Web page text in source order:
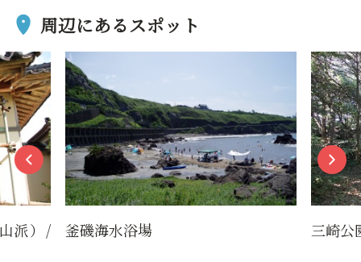
周辺にあるスポット
派）/ 釜磯海水浴場 三崎公